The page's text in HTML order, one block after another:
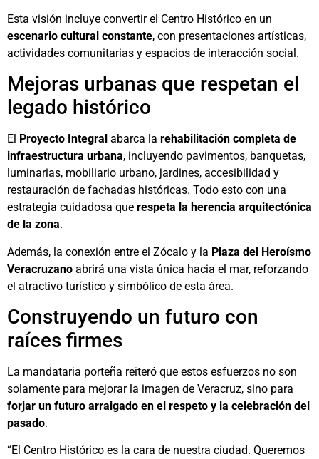
Esta visión incluye convertir el Centro Histórico en un
escenario cultural constante, con presentaciones artísticas,
actividades comunitarias y espacios de interacción social.
Mejoras urbanas que respetan el
legado histórico
El Proyecto Integral abarca la rehabilitación completa de
infraestructura urbana, incluyendo pavimentos, banquetas,
luminarias, mobiliario urbano, jardines, accesibilidad y
restauración de fachadas históricas. Todo esto con una
estrategia cuidadosa que respeta la herencia arquitectónica
de la zona.
Además, la conexión entre el Zócalo y la Plaza del Heroísmo
Veracruzano abrirá una vista única hacia el mar, reforzando
el atractivo turístico y simbólico de esta área.
Construyendo un futuro con
raíces firmes
La mandataria porteña reiteró que estos esfuerzos no son
solamente para mejorar la imagen de Veracruz, sino para
forjar un futuro arraigado en el respeto y la celebración del
pasado.
“El Centro Histórico es la cara de nuestra ciudad. Queremos